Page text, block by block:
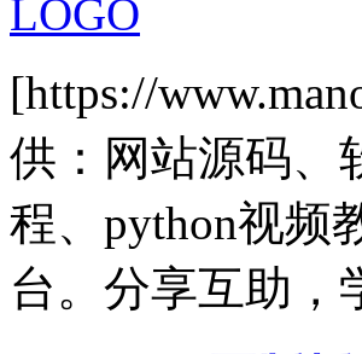
[https://
供：网站源码、
程、python视频
台。分享互助，